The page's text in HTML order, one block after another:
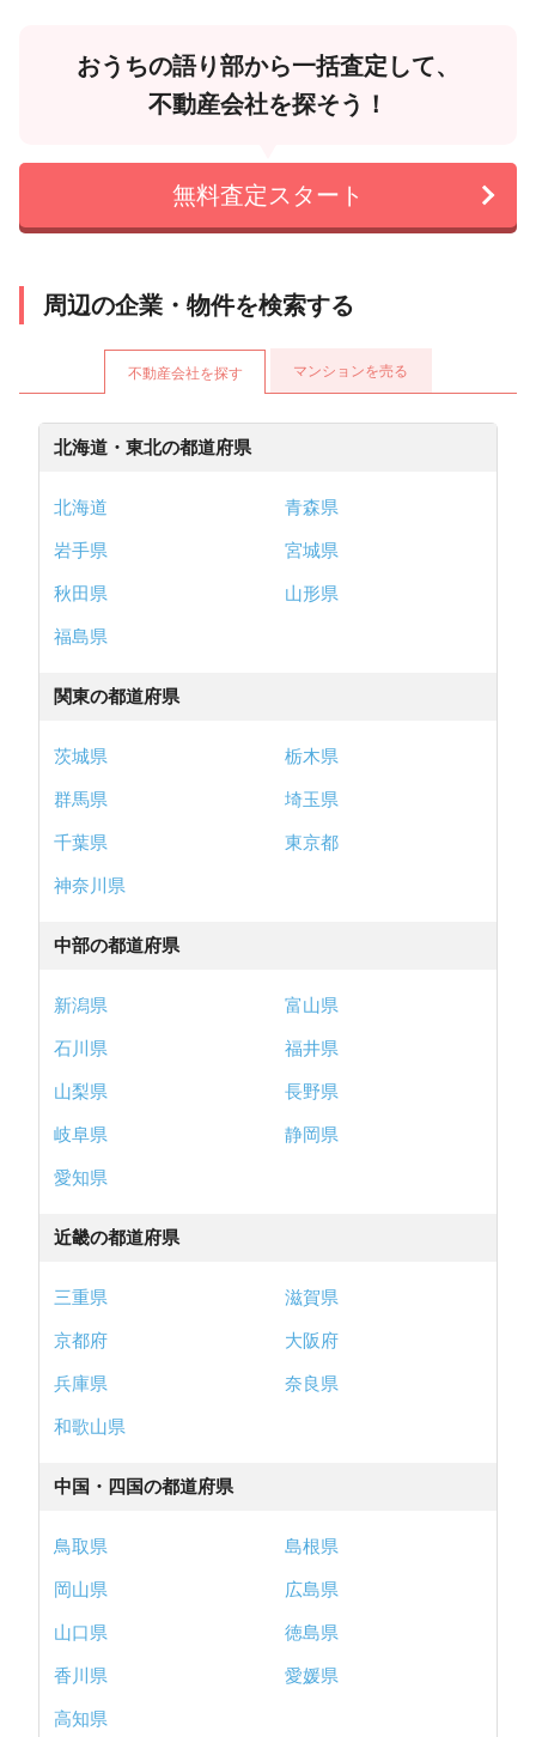
おうちの語り部から一括査定して、
不動産会社を探そう！
無料査定スタート
周辺の企業・物件を検索する
不動産会社を探す マンションを売る
北海道・東北の都道府県
北海道
青森県
岩手県
宮城県
秋田県
山形県
福島県
関東の都道府県
茨城県
栃木県
群馬県
埼玉県
千葉県
東京都
神奈川県
中部の都道府県
新潟県
富山県
石川県
福井県
山梨県
長野県
岐阜県
静岡県
愛知県
近畿の都道府県
三重県
滋賀県
京都府
大阪府
兵庫県
奈良県
和歌山県
中国・四国の都道府県
鳥取県
島根県
岡山県
広島県
山口県
徳島県
香川県
愛媛県
高知県